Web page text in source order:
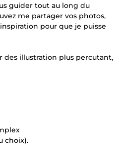
guider tout au long du
me partager vos photos,
pour que je puisse
des illustration plus percutant,
choix).